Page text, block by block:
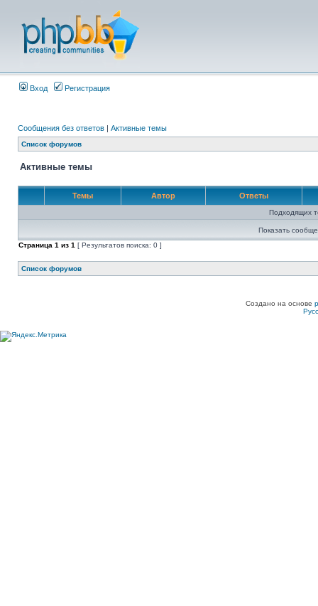
Вход Регистрация
Сообщения без ответов | Активные темы
Список форумов
Активные темы
Темы Автор Ответы
Подходящих
Показать
Страница 1 из 1 [ Результатов поиска: 0 ]
Список форумов
Создано на основе